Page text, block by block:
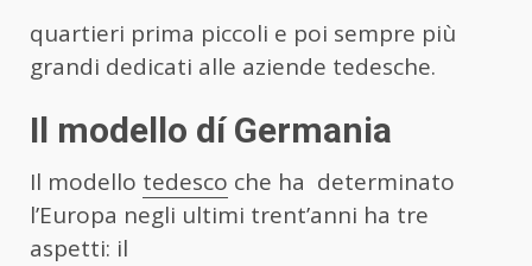
quartieri prima piccoli e poi sempre più
grandi dedicati alle aziende tedesche.
Il modello dí Germania
Il modello tedesco che ha determinato
l’Europa negli ultimi trent’anni ha tre
aspetti: il